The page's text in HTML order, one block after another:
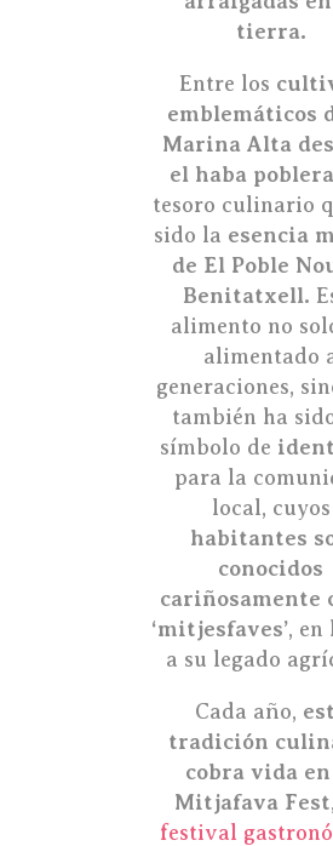
tierra.
Entre los
emblemáticos
Marina Alta
el haba poblera
tesoro culinario
sido la esencia
de El Poble
Benitatxell.
alimento no
alimentado
generaciones,
también ha
símbolo de
para la
local, cuyos
habitantes
conocidos
cariñosamente
‘mitjesfaves’, en
a su legado
Cada año,
tradición
cobra vida
Mitjafava Fest
festival